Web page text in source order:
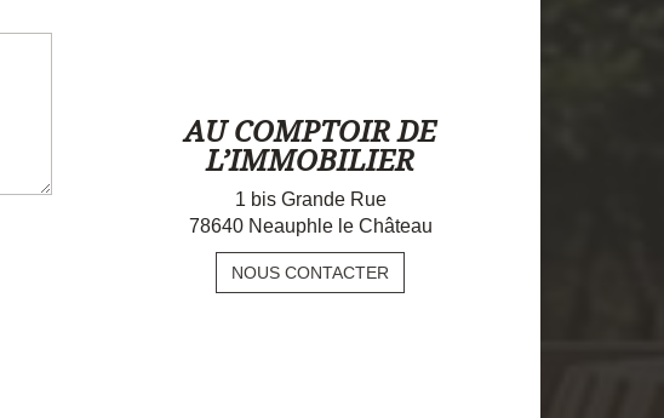
AU COMPTOIR DE
L’IMMOBILIER
1 bis Grande Rue
78640 Neauphle le Château
NOUS CONTACTER